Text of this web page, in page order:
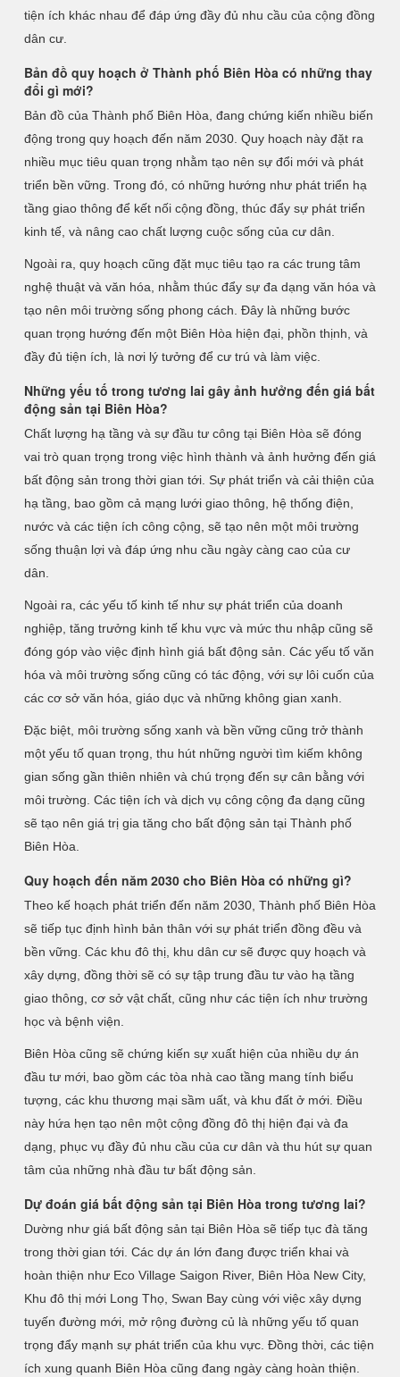
tiện ích khác nhau để đáp ứng đầy đủ nhu cầu của cộng đồng
dân cư.
Bản đồ quy hoạch ở Thành phố Biên Hòa có những thay
đổi gì mới?
Bản đồ của Thành phố Biên Hòa, đang chứng kiến nhiều biến
động trong quy hoạch đến năm 2030. Quy hoạch này đặt ra
nhiều mục tiêu quan trọng nhằm tạo nên sự đổi mới và phát
triển bền vững. Trong đó, có những hướng như phát triển hạ
tầng giao thông để kết nối cộng đồng, thúc đẩy sự phát triển
kinh tế, và nâng cao chất lượng cuộc sống của cư dân.
Ngoài ra, quy hoạch cũng đặt mục tiêu tạo ra các trung tâm
nghệ thuật và văn hóa, nhằm thúc đẩy sự đa dạng văn hóa và
tạo nên môi trường sống phong cách. Đây là những bước
quan trọng hướng đến một Biên Hòa hiện đại, phồn thịnh, và
đầy đủ tiện ích, là nơi lý tưởng để cư trú và làm việc.
Những yếu tố trong tương lai gây ảnh hưởng đến giá bất
động sản tại Biên Hòa?
Chất lượng hạ tầng và sự đầu tư công tại Biên Hòa sẽ đóng
vai trò quan trọng trong việc hình thành và ảnh hưởng đến giá
bất động sản trong thời gian tới. Sự phát triển và cải thiện của
hạ tầng, bao gồm cả mạng lưới giao thông, hệ thống điện,
nước và các tiện ích công cộng, sẽ tạo nên một môi trường
sống thuận lợi và đáp ứng nhu cầu ngày càng cao của cư
dân.
Ngoài ra, các yếu tố kinh tế như sự phát triển của doanh
nghiệp, tăng trưởng kinh tế khu vực và mức thu nhập cũng sẽ
đóng góp vào việc định hình giá bất động sản. Các yếu tố văn
hóa và môi trường sống cũng có tác động, với sự lôi cuốn của
các cơ sở văn hóa, giáo dục và những không gian xanh.
Đặc biệt, môi trường sống xanh và bền vững cũng trở thành
một yếu tố quan trọng, thu hút những người tìm kiếm không
gian sống gần thiên nhiên và chú trọng đến sự cân bằng với
môi trường. Các tiện ích và dịch vụ công cộng đa dạng cũng
sẽ tạo nên giá trị gia tăng cho bất động sản tại Thành phố
Biên Hòa.
Quy hoạch đến năm 2030 cho Biên Hòa có những gì?
Theo kế hoạch phát triển đến năm 2030, Thành phố Biên Hòa
sẽ tiếp tục định hình bản thân với sự phát triển đồng đều và
bền vững. Các khu đô thị, khu dân cư sẽ được quy hoạch và
xây dựng, đồng thời sẽ có sự tập trung đầu tư vào hạ tầng
giao thông, cơ sở vật chất, cũng như các tiện ích như trường
học và bệnh viện.
Biên Hòa cũng sẽ chứng kiến sự xuất hiện của nhiều dự án
đầu tư mới, bao gồm các tòa nhà cao tầng mang tính biểu
tượng, các khu thương mại sầm uất, và khu đất ở mới. Điều
này hứa hẹn tạo nên một cộng đồng đô thị hiện đại và đa
dạng, phục vụ đầy đủ nhu cầu của cư dân và thu hút sự quan
tâm của những nhà đầu tư bất động sản.
Dự đoán giá bất động sản tại Biên Hòa trong tương lai?
Dường như giá bất động sản tại Biên Hòa sẽ tiếp tục đà tăng
trong thời gian tới. Các dự án lớn đang được triển khai và
hoàn thiện như Eco Village Saigon River, Biên Hòa New City,
Khu đô thị mới Long Thọ, Swan Bay cùng với việc xây dựng
tuyến đường mới, mở rộng đường củ là những yếu tố quan
trọng đẩy mạnh sự phát triển của khu vực. Đồng thời, các tiện
ích xung quanh Biên Hòa cũng đang ngày càng hoàn thiện.